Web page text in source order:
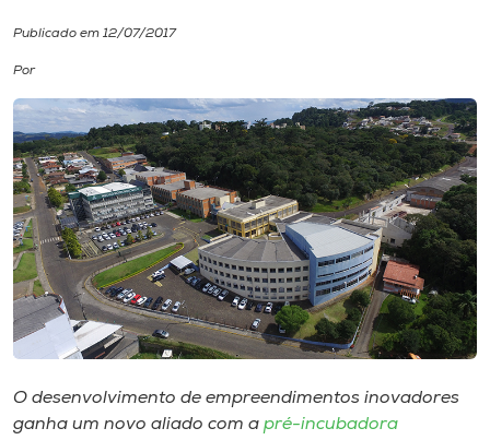
CPA
Biblioteca
Editora
Rádio
Museu
Unoesc
Publicado em 12/07/2017
Por
O ​d​esenvolvimento de empreendimentos inovadores
ganha um novo aliado com a pré-incubadora